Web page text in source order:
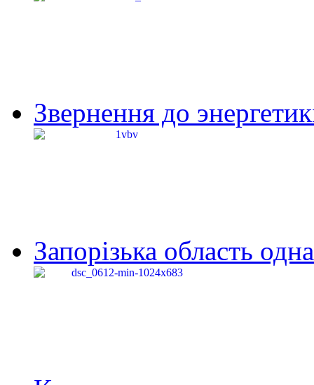
Звернення до
Запорізька область